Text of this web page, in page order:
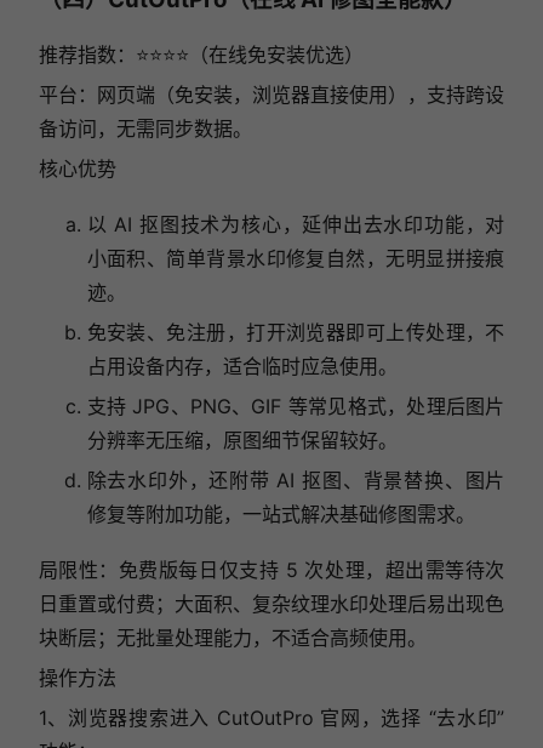
推荐指数：⭐⭐⭐⭐（在线免安装优选）
平台：网页端（免安装，浏览器直接使用），支持跨设
备访问，无需同步数据。
核心优势
以 AI 抠图技术为核心，延伸出去水印功能，对
小面积、简单背景水印修复自然，无明显拼接痕
迹。
免安装、免注册，打开浏览器即可上传处理，不
占用设备内存，适合临时应急使用。
支持 JPG、PNG、GIF 等常见格式，处理后图片
分辨率无压缩，原图细节保留较好。
除去水印外，还附带 AI 抠图、背景替换、图片
修复等附加功能，一站式解决基础修图需求。
局限性：免费版每日仅支持 5 次处理，超出需等待次
日重置或付费；大面积、复杂纹理水印处理后易出现色
块断层；无批量处理能力，不适合高频使用。
操作方法
1、浏览器搜索进入 CutOutPro 官网，选择 “去水印”